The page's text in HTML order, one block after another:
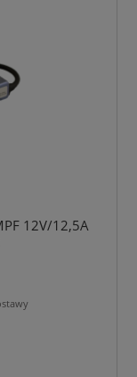
12V/12,5A